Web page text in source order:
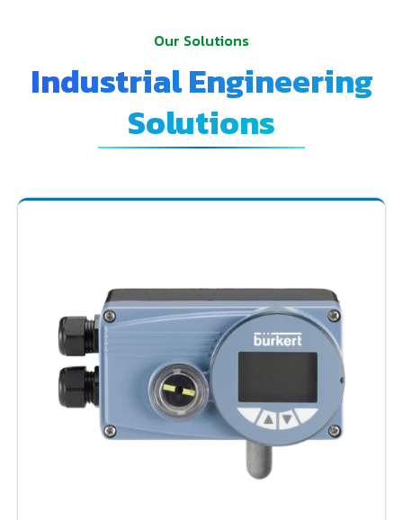
Our Solutions
Industrial Engineering
Solutions